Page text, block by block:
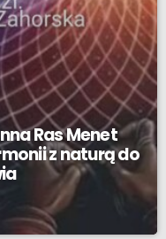
Ras Menet
z naturą do